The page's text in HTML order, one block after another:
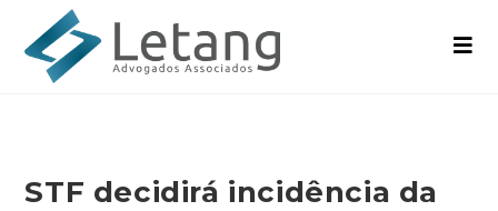
STF decidirá incidência da